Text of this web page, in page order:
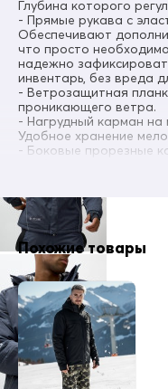
Рост
от 155 до 195
Коллекция
Осень-зима 2024
Материал наполнителя
Синтепон
Диапазон температур
от + 5° до -25°
Утеплитель, гр
от 780 до 880 гр
Внутренние швы
Проклеены
Длина подола
Средняя длина
Внутренние карманы
Есть
Глубина которого
- Прямые рукава с
Обеспечивают
что просто
надежно
инвентарь, без вреда
- Ветрозащитная
проникающего ветра.
- Нагрудный карман на
Удобное хранение
- Боковые прорезные
подогнать длину
- Фиксатор-утяжка
идеальную посадку.
- Двойной замок: Для
- Снегозащитная юбка:
ветра внутрь .
- Два внутренних
например для
- Подкладка из
Обеспечивает
- Светоотражающие
безопасность в
помогает
выделяться из толпы.
Похожие товары